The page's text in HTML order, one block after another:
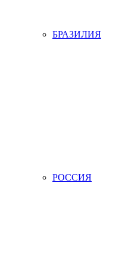
БРАЗИЛИЯ
РОССИЯ